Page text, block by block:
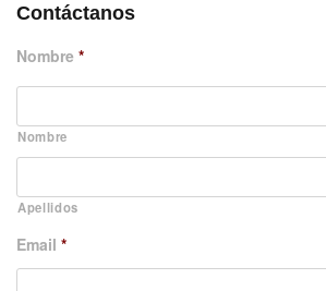
Contáctanos
Nombre *
Nombre
Apellidos
Email *